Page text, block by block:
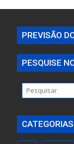
PREVISÃO
PESQUISE
CATEGORIAS